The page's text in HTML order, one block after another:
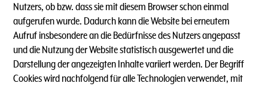
Nutzers, ob bzw. dass sie mit diesem Browser schon einmal
aufgerufen wurde. Dadurch kann die Website bei erneutem
Aufruf insbesondere an die Bedürfnisse des Nutzers angepasst
und die Nutzung der Website statistisch ausgewertet und die
Darstellung der angezeigten Inhalte variiert werden. Der Begriff
Cookies wird nachfolgend für alle Technologien verwendet, mit